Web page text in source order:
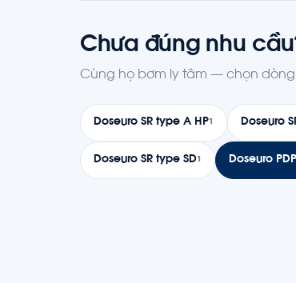
Chưa đúng nhu
Cùng họ bơm ly tâm — chọn
Doseuro SR type A HP1 Doseuro
Doseuro SR type SD1 Doseuro